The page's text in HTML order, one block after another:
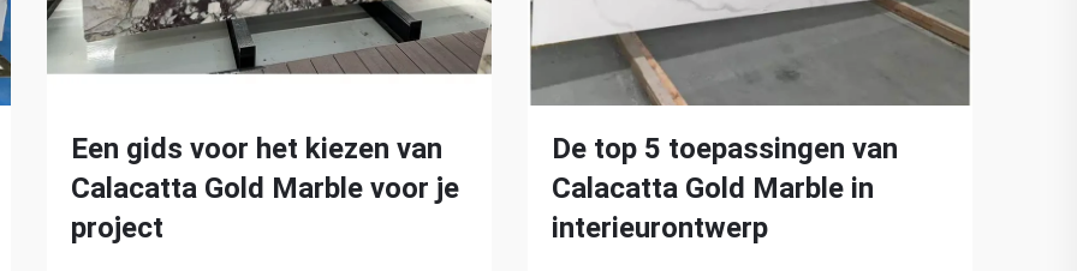
Een gids voor het kiezen van
Calacatta Gold Marble voor je
project
De top 5 toepassingen van
Calacatta Gold Marble in
interieurontwerp